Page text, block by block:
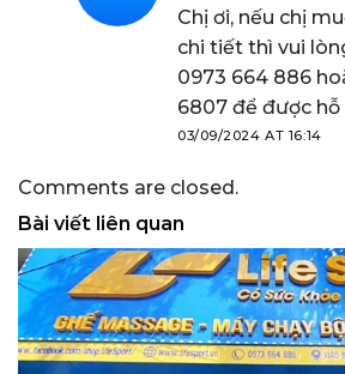
Chị ơi, nếu chị
chi tiết thì vui
0973 664 886
6807 để được hỗ
03/09/2024 AT 16:14
Comments are closed.
Bài viết liên quan